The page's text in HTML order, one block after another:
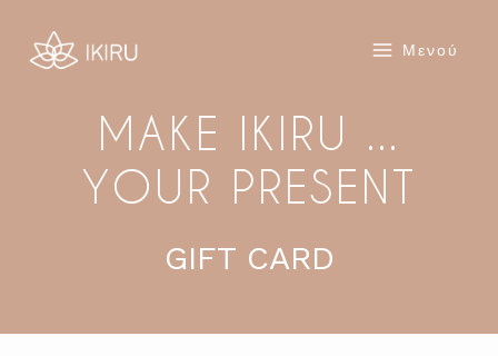
content
Μενού
MAKE IKIRU ...
YOUR PRESENT
GIFT CARD